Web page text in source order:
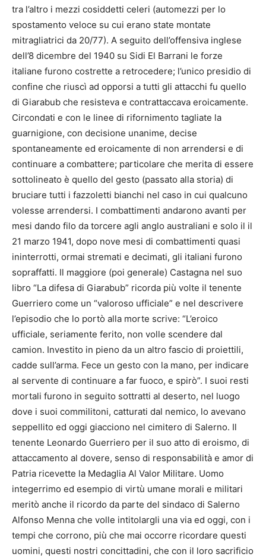
tra l’altro i mezzi cosiddetti celeri (automezzi per lo
spostamento veloce su cui erano state montate
mitragliatrici da 20/77). A seguito dell’offensiva inglese
dell’8 dicembre del 1940 su Sidi El Barrani le forze
italiane furono costrette a retrocedere; l’unico presidio di
confine che riuscì ad opporsi a tutti gli attacchi fu quello
di Giarabub che resisteva e contrattaccava eroicamente.
Circondati e con le linee di rifornimento tagliate la
guarnigione, con decisione unanime, decise
spontaneamente ed eroicamente di non arrendersi e di
continuare a combattere; particolare che merita di essere
sottolineato è quello del gesto (passato alla storia) di
bruciare tutti i fazzoletti bianchi nel caso in cui qualcuno
volesse arrendersi. I combattimenti andarono avanti per
mesi dando filo da torcere agli anglo australiani e solo il il
21 marzo 1941, dopo nove mesi di combattimenti quasi
ininterrotti, ormai stremati e decimati, gli italiani furono
sopraffatti. Il maggiore (poi generale) Castagna nel suo
libro “La difesa di Giarabub” ricorda più volte il tenente
Guerriero come un “valoroso ufficiale” e nel descrivere
l’episodio che lo portò alla morte scrive: “L’eroico
ufficiale, seriamente ferito, non volle scendere dal
camion. Investito in pieno da un altro fascio di proiettili,
cadde sull’arma. Fece un gesto con la mano, per indicare
al servente di continuare a far fuoco, e spirò”. I suoi resti
mortali furono in seguito sottratti al deserto, nel luogo
dove i suoi commilitoni, catturati dal nemico, lo avevano
seppellito ed oggi giacciono nel cimitero di Salerno. Il
tenente Leonardo Guerriero per il suo atto di eroismo, di
attaccamento al dovere, senso di responsabilità e amor di
Patria ricevette la Medaglia Al Valor Militare. Uomo
integerrimo ed esempio di virtù umane morali e militari
meritò anche il ricordo da parte del sindaco di Salerno
Alfonso Menna che volle intitolargli una via ed oggi, con i
tempi che corrono, più che mai occorre ricordare questi
uomini, questi nostri concittadini, che con il loro sacrificio